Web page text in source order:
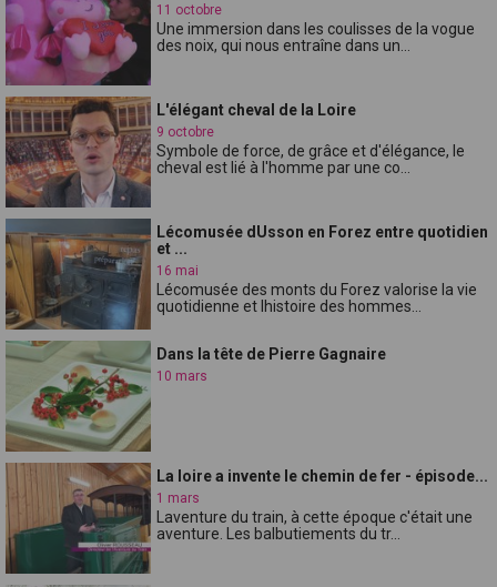
11 octobre
Une immersion dans les coulisses de la vogue
des noix, qui nous entraîne dans un...
L'élégant cheval de la Loire
9 octobre
Symbole de force, de grâce et d'élégance, le
cheval est lié à l'homme par une co...
Lécomusée dUsson en Forez entre quotidien
et ...
16 mai
Lécomusée des monts du Forez valorise la vie
quotidienne et lhistoire des hommes...
Dans la tête de Pierre Gagnaire
10 mars
La loire a invente le chemin de fer - épisode...
1 mars
Laventure du train, à cette époque c'était une
aventure. Les balbutiements du tr...